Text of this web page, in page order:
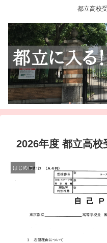
都立高校
2026年度 都立高校
はじめに